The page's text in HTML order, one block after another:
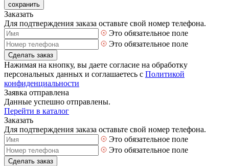
сохранить
Заказать
Для подтверждения заказа оставьте свой номер телефона.
Это обязательное поле
Это обязательное поле
Сделать заказ
Нажимая на кнопку, вы даете согласие на обработку
персональных данных и соглашаетесь с Политикой
конфиденциальности
Заявка отправлена
Данные успешно отправлены.
Перейти в каталог
Заказать
Для подтверждения заказа оставьте свой номер телефона.
Это обязательное поле
Это обязательное поле
Сделать заказ